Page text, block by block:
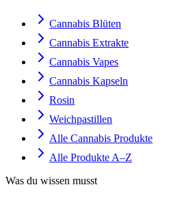
Cannabis Blüten
Cannabis Extrakte
Cannabis Vapes
Cannabis Kapseln
Rosin
Weichpastillen
Alle Cannabis Produkte
Alle Produkte A–Z
Was du wissen musst